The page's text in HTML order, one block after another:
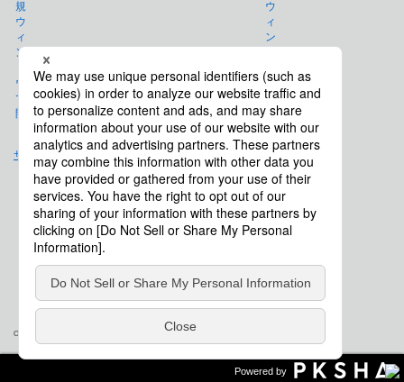
免責事項
サイトマップ
会社概要
Copyright © Saison Technology Co., Ltd. All Rights Reserved.
Powered by